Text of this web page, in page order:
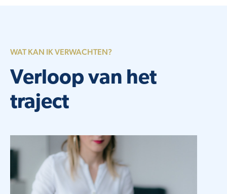
WAT KAN IK VERWACHTEN?
Verloop van het
traject